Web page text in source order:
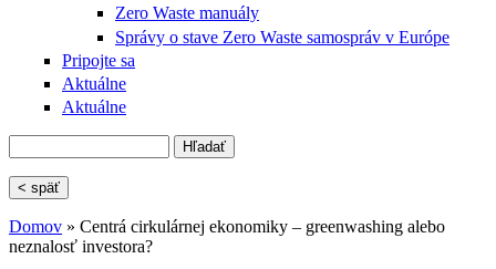
Zero Waste manuály
Správy o stave Zero Waste samospráv v Európe
Pripojte sa
Aktuálne
Aktuálne
Vyhľadávanie
< späť
Nachádzate sa tu
Domov » Centrá cirkulárnej ekonomiky – greenwashing alebo
neznalosť investora?